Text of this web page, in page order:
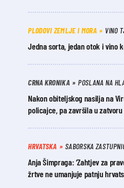
PLODOVI ZEMLJE I MORA VINO
Jedna sorta, jedan otok i vino
CRNA KRONIKA POSLANA NA
Nakon obiteljskog nasilja na
policajce, pa završila u zatvoru
HRVATSKA SABORSKA
Anja Šimpraga: ‘Zahtjev za
žrtve ne umanjuje patnju